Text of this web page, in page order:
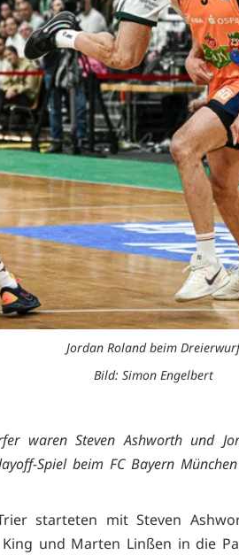
Jordan Roland beim Dreierwurf
Bild: Simon Engelbert
waren Steven Ashworth und
Spiel beim FC Bayern
starteten mit Steven
und Marten Linßen in die